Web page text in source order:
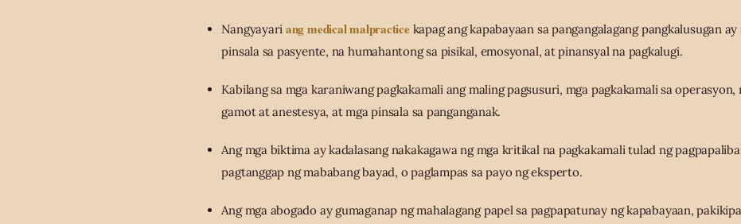
Nangyayari ang medical malpractice kapag ang kapabayaan sa pangangalagang pangkalusugan
pinsala sa pasyente, na humahantong sa pisikal, emosyonal, at pinansyal na pagkalugi.
Kabilang sa mga karaniwang pagkakamali ang maling pagsusuri, mga pagkakamali sa operasyon,
gamot at anestesya, at mga pinsala sa panganganak.
Ang mga biktima ay kadalasang nakakagawa ng mga kritikal na pagkakamali tulad ng
pagtanggap ng mababang bayad, o paglampas sa payo ng eksperto.
Ang mga abogado ay gumaganap ng mahalagang papel sa pagpapatunay ng kapabayaan,